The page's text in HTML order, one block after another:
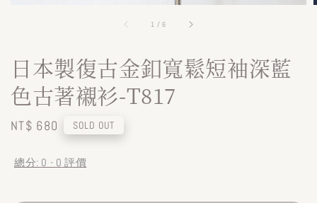
1 / 6
日本製復古金釦寬鬆短袖深藍
色古著襯衫-T817
Regular
NT$ 680 SOLD OUT
總分: 0 - 0 評價